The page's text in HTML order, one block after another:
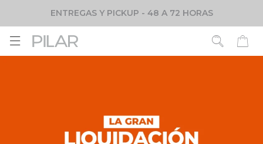
ENTREGAS Y PICKUP - 48 A 72 HORAS
